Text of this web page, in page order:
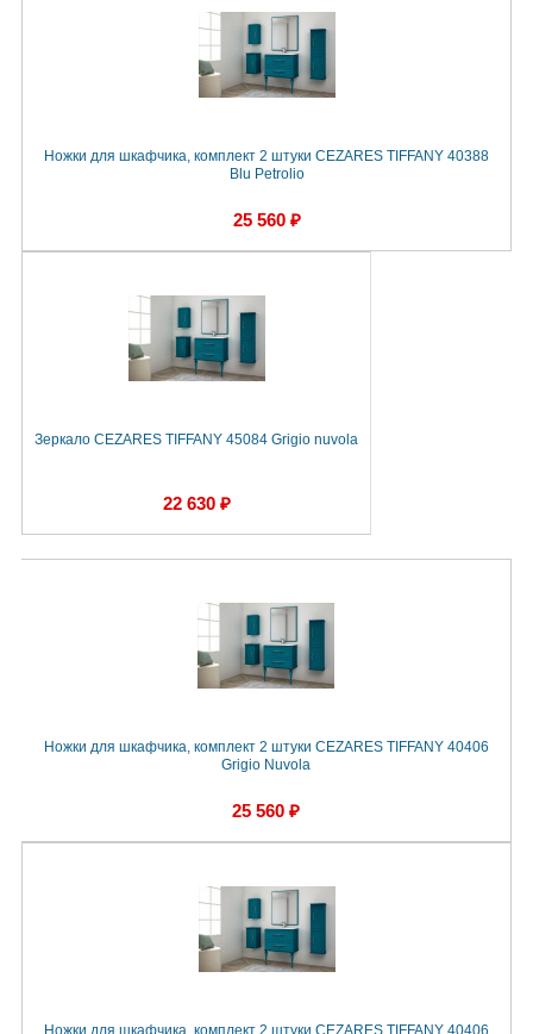
Ножки для шкафчика, комплект 2 штуки CEZARES TIFFANY 40388
Blu Petrolio
25 560 ₽
Зеркало CEZARES TIFFANY 45084 Grigio nuvola
22 630 ₽
Ножки для шкафчика, комплект 2 штуки CEZARES TIFFANY 40406
Grigio Nuvola
25 560 ₽
Ножки для шкафчика, комплект 2 штуки CEZARES TIFFANY 40406